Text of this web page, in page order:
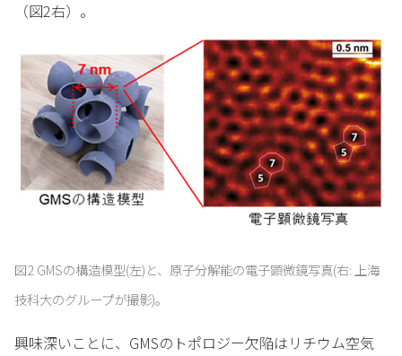
（図2右）。
図2 GMSの構造模型(左)と、原子分解能の電子顕微鏡写真(右: 上海
技科大のグループが撮影)。
興味深いことに、GMSのトポロジー欠陥はリチウム空気